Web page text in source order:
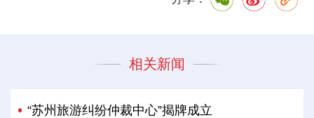
相关新闻
“苏州旅游纠纷仲裁中心”揭牌成立